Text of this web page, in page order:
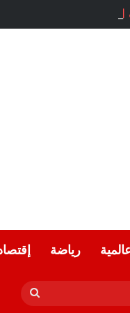
بقلم الأديب
رياضة
بحث